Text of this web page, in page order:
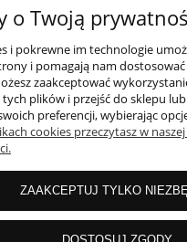
MOJE KONTO
PŁATNOŚCI I
INFORMACJE
INSTRUKCJE
o Twoją
i pokrewne im technologie
i pomagają nam
zaakceptować
plików i przejść do sklepu
preferencji, wybierając
cookies przeczytasz w
ZAAKCEPTUJ TYLKO